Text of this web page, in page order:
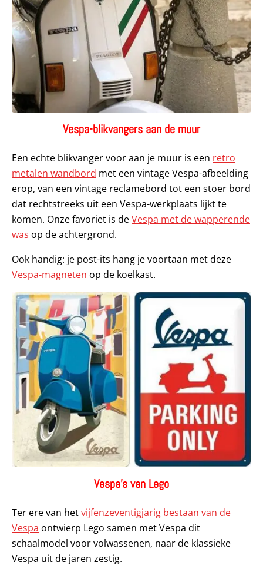
Vespa-blikvangers aan de muur
Een echte blikvanger voor aan je muur is een retro
metalen wandbord met een vintage Vespa-afbeelding
erop, van een vintage reclamebord tot een stoer bord
dat rechtstreeks uit een Vespa-werkplaats lijkt te
komen. Onze favoriet is deVespa met de wapperende
was op de achtergrond.
Ook handig: je post-its hang je voortaan met deze
Vespa-magneten op de koelkast.
Vespa’s van Lego
Ter ere van hetvijfenzeventigjarig bestaan van de
Vespa ontwierp Lego samen met Vespa dit
schaalmodel voor volwassenen, naar de klassieke
Vespa uit de jaren zestig.